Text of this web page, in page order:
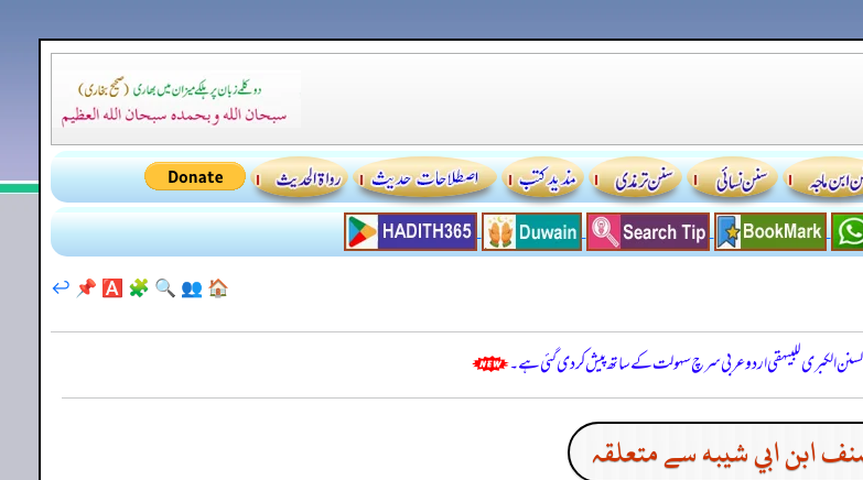
🏠
👥
🔍
🧩
🅰️
📌
↩️
الكبرى للبيهقي اردو عربی سرچ سہولت کے ساتھ پیش کر دی گئی ہے۔
ابن ابي شيبه سے متعلقہ